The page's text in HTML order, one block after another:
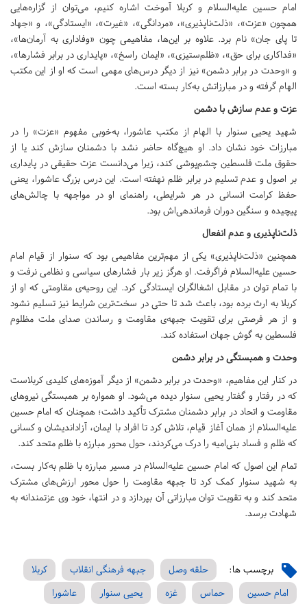
امام حسین علیه‌السلام و کربلا آموخت اشاره کنیم، می‌توان از گزاره‌هایی
همچون «عزت»، «ذلت‌ناپذیری»، «مردانگی»، «غیرت»، «ایستادگی»، و «جهاد
تا پای جان» نام برد. علاوه بر این‌ها، مفاهیمی چون «وفاداری به آرمان‌ها»،
«فداکاری برای حق»، «ظلم‌ستیزی»، «ایمان راسخ»، «پایداری در برابر فشارها»،
و «وحدت در برابر دشمن» نیز از دیگر درس‌های مهمی است که او از این مکتب
الهام گرفته و در مبارزاتش به‌کار بسته است.
عزت و عدم سازش با دشمن
شهید یحیی سنوار با الهام از مکتب عاشورا، به‌خوبی مفهوم «عزت» را در
مبارزات خود نشان داد. او هیچ‌گاه حاضر نشد با دشمنان سازش کند یا از
حقوق ملت فلسطین چشم‌پوشی کند، زیرا می‌دانست عزت حقیقی در پایداری
بر اصول و عدم تسلیم در برابر ظلم نهفته است. این درس بزرگ عاشورا، یعنی
حفظ کرامت انسانی در هر شرایطی، راهنمای او در مواجهه با چالش‌های
پیچیده و سنگین دوران فرماندهی‌اش بود.
ذلت‌ناپذیری و عدم انفعال
همچنین «ذلت‌ناپذیری» یکی از مهم‌ترین مفاهیمی بود که سنوار از قیام امام
حسین علیه‌السلام فراگرفت. او هرگز زیر بار فشارهای سیاسی و نظامی نرفت و
با تمام توان در مقابل اشغالگران ایستادگی کرد. این روحیه‌ی مقاومتی که او از
کربلا به ارث برده بود، باعث شد تا حتی در سخت‌ترین شرایط نیز تسلیم نشود
و از هر فرصتی برای تقویت جبهه‌ی مقاومت و رساندن صدای ملت مظلوم
فلسطین به گوش جهان استفاده کند.
وحدت و همبستگی در برابر دشمن
در کنار این مفاهیم، «وحدت در برابر دشمن» از دیگر آموزه‌های کلیدی کربلاست
که در رفتار و گفتار یحیی سنوار دیده می‌شود. او همواره بر همبستگی نیروهای
مقاومت و اتحاد در برابر دشمنان مشترک تأکید داشت؛ همچنان که امام حسین
علیه‌السلام از همان آغاز قیام، تلاش کرد تا افراد با ایمان، آزاداندیشان و کسانی
که ظلم و فساد بنی‌امیه را درک می‌کردند، حول محور مبارزه با ظلم متحد کند.
تمام این اصول که امام حسین علیه‌السلام در مسیر مبارزه با ظلم به‌کار بست،
به شهید سنوار کمک کرد تا جبهه مقاومت را حول محور ارزش‌های مشترک
متحد کند و به تقویت توان مبارزاتی آن بپردازد و در انتها، خود وی عزتمندانه به
شهادت برسد.
برچسب ها: حلقه وصل جبهه فرهنگی انقلاب
کربلا
امام حسین
حماس غزه یحیی سنوار عاشورا